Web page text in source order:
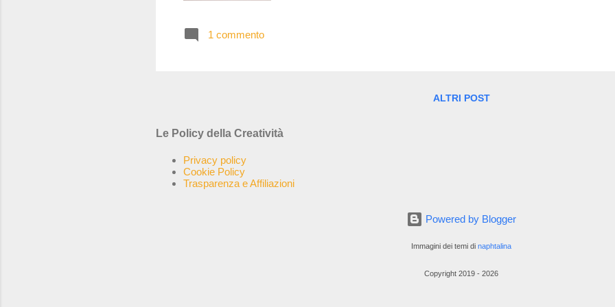
sistema di orizzonti in continua evoluzione. Valentino Garavani ha
1 commento
ALTRI POST
Le Policy della Creatività
Privacy policy
Cookie Policy
Trasparenza e Affiliazioni
Powered by Blogger
Immagini dei temi di naphtalina
Copyright 2019 - 2026